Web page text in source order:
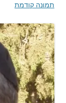
תמונה קודמת